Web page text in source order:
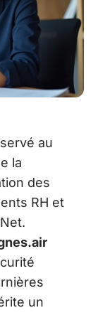
au
la
des
RH et
un